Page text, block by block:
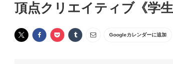
頂点クリエイティブ《学生
Googleカレンダーに追加